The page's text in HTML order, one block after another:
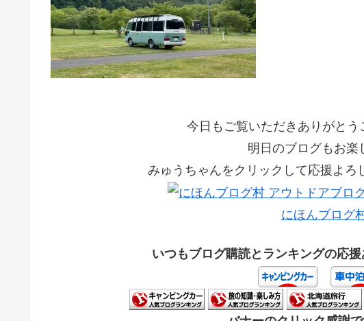
今日もご覧いただきありがとう
明日のブログもお楽
みゅうちゃんをクリックして応援よろ
にほんブログ
いつもブログ購読とランキングの応